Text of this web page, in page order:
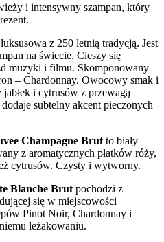
i intensywny szampan, który
z 250 letnią tradycją. Jest
na świecie. Cieszy się
muzyki i filmu. Skomponowany
– Chardonnay. Owocowy smak i
i cytrusów z przewagą
subtelny akcent pieczonych
Champagne Brut to biały
z aromatycznych płatków róży,
cytrusów. Czysty i wytworny.
Blanche Brut pochodzi z
się w miejscowości
Pinot Noir, Chardonnay i
leżakowaniu.